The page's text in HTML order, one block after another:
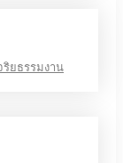
ยธรรมงาน